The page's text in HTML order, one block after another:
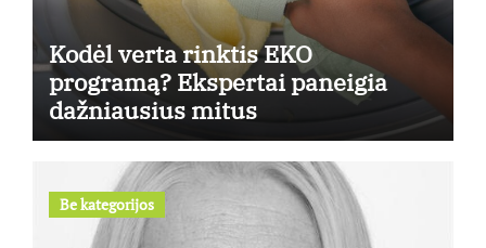
Kodėl verta rinktis EKO
programą? Ekspertai paneigia
dažniausius mitus
Be kategorijos